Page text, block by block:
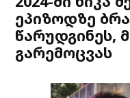
ეპიზოდზე
წარუდგინეს,
გარემოცვას